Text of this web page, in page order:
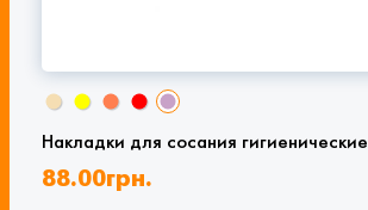
Накладки для сосания гигиенические
88.00грн.